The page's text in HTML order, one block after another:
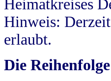
Heimatkreises
Hinweis:
erlaubt.
Die